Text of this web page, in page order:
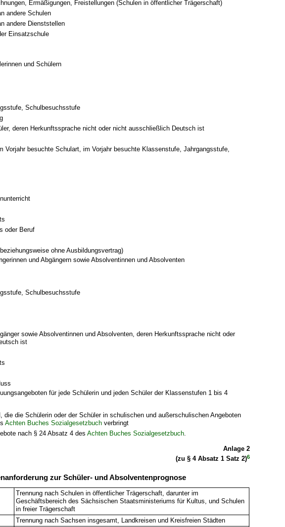
Ermäßigungen, Freistellungen (Schulen in öffentlicher Trägerschaft)
andere Schulen
andere Dienststellen
Einsatzschule
und Schülern
Schulbesuchsstufe
deren Herkunftssprache nicht oder nicht ausschließlich Deutsch ist
Vorjahr besuchte Schulart, im Vorjahr besuchte Klassenstufe, Jahrgangsstufe,
oder Beruf
ohne Ausbildungsvertrag)
und Abgängern sowie Absolventinnen und Absolventen
Schulbesuchsstufe
sowie Absolventinnen und Absolventen, deren Herkunftssprache nicht oder
ist
für jede Schülerin und jeden Schüler der Klassenstufen 1 bis 4
die die Schülerin oder der Schüler in schulischen und außerschulischen Angeboten
Achten Buches Sozialgesetzbuchverbringt
nach § 24 Absatz 4 des Achten Buches Sozialgesetzbuch.
Anlage 2
(zu § 4 Absatz 1 Satz 2)6
zur Schüler- und Absolventenprognose
Trennung nach Schulen in öffentlicher Trägerschaft, darunter im
Geschäftsbereich des Sächsischen Staatsministeriums für Kultus, und Schulen
in freier Trägerschaft
Trennung nach Sachsen insgesamt, Landkreisen und Kreisfreien Städten